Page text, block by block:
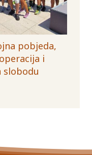
pobjeda,
i
slobodu